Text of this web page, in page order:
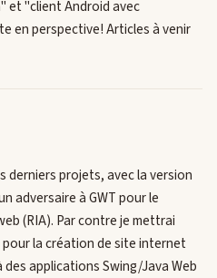
et "client Android avec
en perspective! Articles à venir
derniers projets, avec la version
adversaire à GWT pour le
(RIA). Par contre je mettrai
pour la création de site internet
applications Swing/Java Web